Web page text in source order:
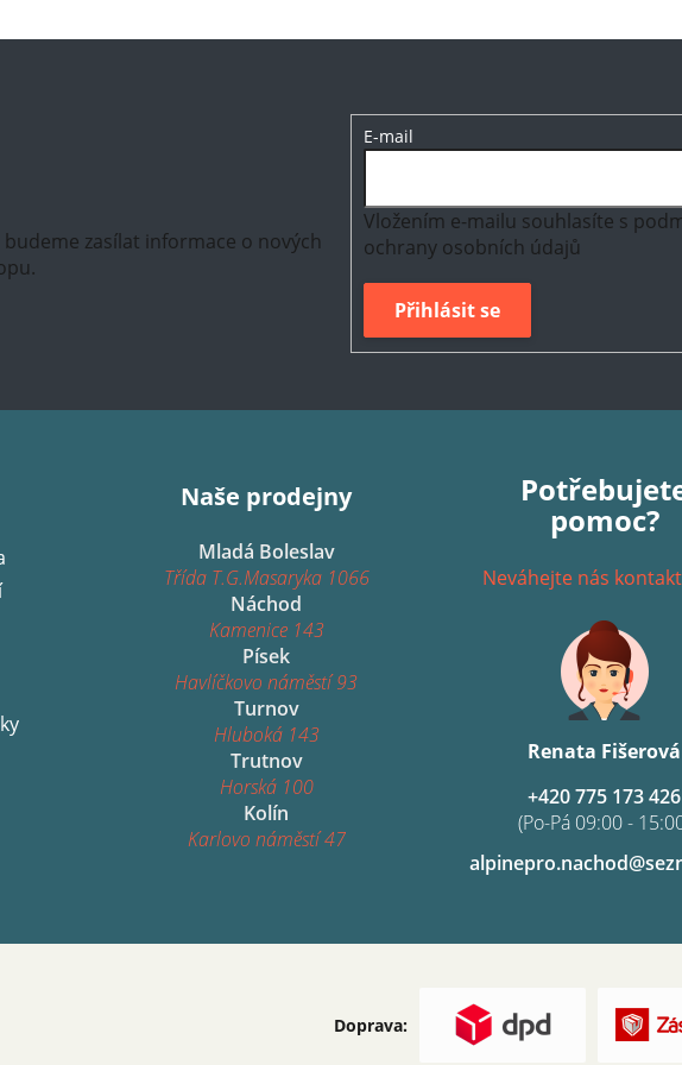
zasílat informace o nových
E-mail
Vložením e-mailu souhlasíte s
ochrany osobních údajů
Přihlásit se
Naše prodejny
Mladá Boleslav
Třída T.G.Masaryka 1066
Náchod
Kamenice 143
Písek
Havlíčkovo náměstí 93
Turnov
Hluboká 143
Trutnov
Horská 100
Kolín
Karlovo náměstí 47
pomoc?
Neváhejte nás
Renata Fišerová
+420 775 173 426
(Po-Pá 09:00 -
Doprava: